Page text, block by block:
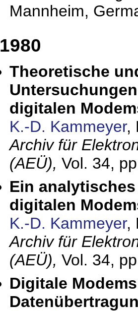
Mannheim,
1980
Theoretische
digitalen
K.-D. Kammeyer,
Archiv für
(AEÜ), Vol. 34,
Ein
digitalen
K.-D. Kammeyer,
Archiv für
(AEÜ), Vol. 34,
Digitale